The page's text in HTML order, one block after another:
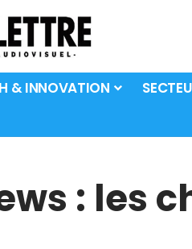
& INNOVATION
: les